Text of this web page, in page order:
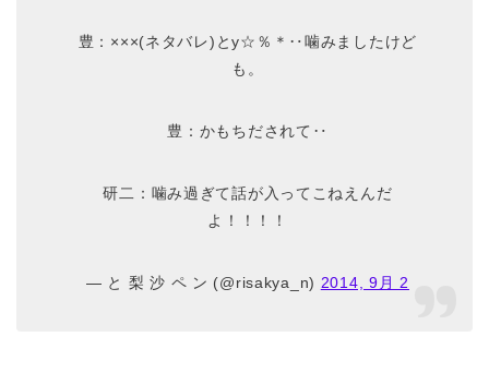
豊：×××(ネタバレ)とy☆％＊‥噛みましたけど
も。
豊：かもちだされて‥
研二：噛み過ぎて話が入ってこねえんだ
よ！！！！
— と 梨 沙 ペ ン (@risakya_n) 2014, 9月 2